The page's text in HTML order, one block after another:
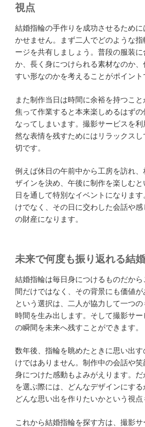
視点
結婚指輪の手作りを成功させるため
かせません。まず二人でどのような指
ージを共有しましょう。普段の服装
か、長く身につけられる素材なのか
すい形なのかを考えることがポイント
また制作当日は時間に余裕を持つこと
焦って作業すると本来楽しめるはずの
なってしまいます。撮影サービスを
然な表情を残すためにはリラックス
切です。
例えば休日の午前中から工房を訪れ
ザインを決め、午後に制作を楽しむ
日を通して特別なイベントになりま
けでなく、その日に交わした会話や
の財産になります。
未来で何度も振り返れる結
結婚指輪は毎日身につけるものだか
間だけではなく、その背景にも価値が
という選択は、二人が協力して一つ
時間を生み出します。そして撮影サ
の瞬間を未来へ残すことができます。
数年後、指輪を眺めたときに思い出
けではありません。制作中の会話や
身につけた感動もよみがえります。
を選ぶ際には、どんなデザインにする
どんな思い出を作りたいかという視点
これから結婚指輪を探す方は、撮影